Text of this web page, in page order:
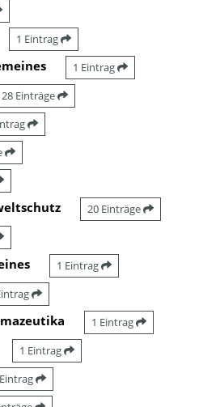
1 Eintrag
1 Eintrag
28 Einträge
20 Einträge
1 Eintrag
1 Eintrag
1 Eintrag